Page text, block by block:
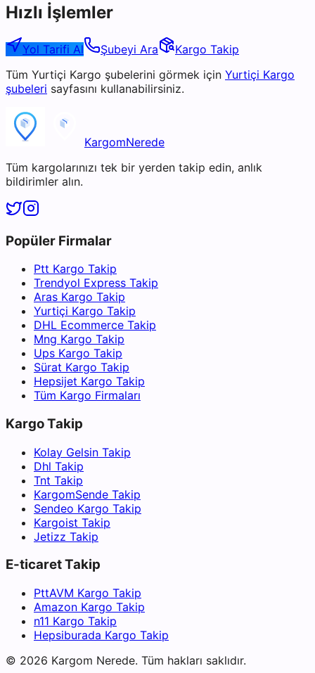
Hızlı İşlemler
Yol Tarifi Al Şubeyi Ara
Kargo Takip
Tüm Yurtiçi Kargo şubelerini görmek için Yurtiçi Kargo
şubeleri sayfasını kullanabilirsiniz.
KargomNerede
Tüm kargolarınızı tek bir yerden takip edin, anlık
bildirimler alın.
Popüler Firmalar
Ptt Kargo Takip
Trendyol Express Takip
Aras Kargo Takip
Yurtiçi Kargo Takip
DHL Ecommerce Takip
Mng Kargo Takip
Ups Kargo Takip
Sürat Kargo Takip
Hepsijet Kargo Takip
Tüm Kargo Firmaları
Kargo Takip
Kolay Gelsin Takip
Dhl Takip
Tnt Takip
KargomSende Takip
Sendeo Kargo Takip
Kargoist Takip
Jetizz Takip
E-ticaret Takip
PttAVM Kargo Takip
Amazon Kargo Takip
n11 Kargo Takip
Hepsiburada Kargo Takip
© 2026 Kargom Nerede. Tüm hakları saklıdır.